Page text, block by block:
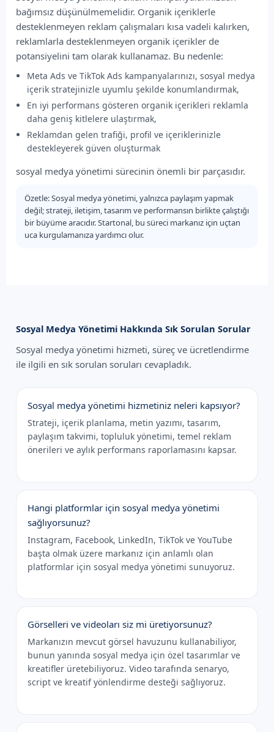
bağımsız düşünülmemelidir. Organik içeriklerle
desteklenmeyen reklam çalışmaları kısa vadeli kalırken,
reklamlarla desteklenmeyen organik içerikler de
potansiyelini tam olarak kullanamaz. Bu nedenle:
Meta Ads ve TikTok Ads kampanyalarınızı, sosyal medya
içerik stratejinizle uyumlu şekilde konumlandırmak,
En iyi performans gösteren organik içerikleri reklamla
daha geniş kitlelere ulaştırmak,
Reklamdan gelen trafiği, profil ve içeriklerinizle
destekleyerek güven oluşturmak
sosyal medya yönetimi sürecinin önemli bir parçasıdır.
Özetle: Sosyal medya yönetimi, yalnızca paylaşım yapmak
değil; strateji, iletişim, tasarım ve performansın birlikte çalıştığı
bir büyüme aracıdır. Startonal, bu süreci markanız için uçtan
uca kurgulamanıza yardımcı olur.
Sosyal Medya Yönetimi Hakkında Sık Sorulan Sorular
Sosyal medya yönetimi hizmeti, süreç ve ücretlendirme
ile ilgili en sık sorulan soruları cevapladık.
Sosyal medya yönetimi hizmetiniz neleri kapsıyor?
Strateji, içerik planlama, metin yazımı, tasarım,
paylaşım takvimi, topluluk yönetimi, temel reklam
önerileri ve aylık performans raporlamasını kapsar.
Hangi platformlar için sosyal medya yönetimi
sağlıyorsunuz?
Instagram, Facebook, LinkedIn, TikTok ve YouTube
başta olmak üzere markanız için anlamlı olan
platformlar için sosyal medya yönetimi sunuyoruz.
Görselleri ve videoları siz mi üretiyorsunuz?
Markanızın mevcut görsel havuzunu kullanabiliyor,
bunun yanında sosyal medya için özel tasarımlar ve
kreatifler üretebiliyoruz. Video tarafında senaryo,
script ve kreatif yönlendirme desteği sağlıyoruz.